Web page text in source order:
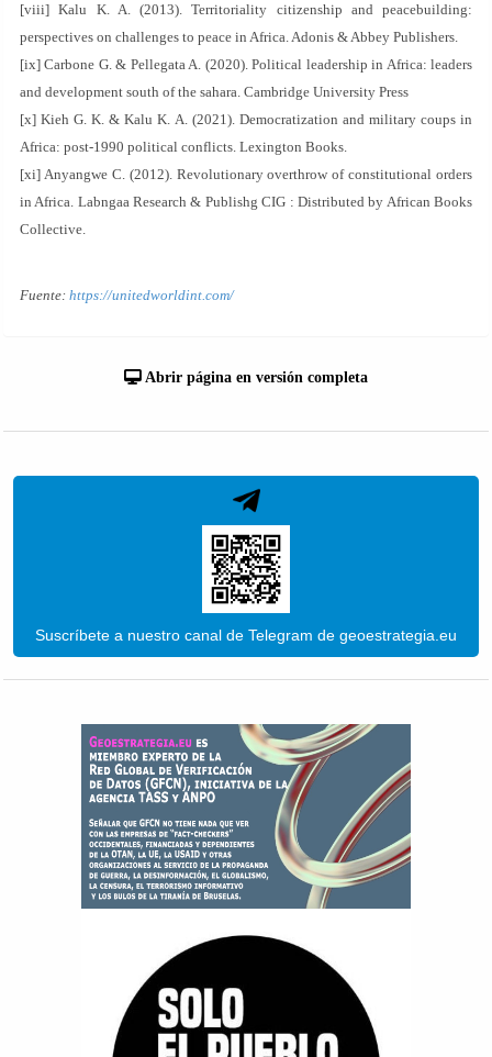
[viii] Kalu K. A. (2013). Territoriality citizenship and peacebuilding:
perspectives on challenges to peace in Africa. Adonis & Abbey Publishers.
[ix] Carbone G. & Pellegata A. (2020). Political leadership in Africa: leaders
and development south of the sahara. Cambridge University Press
[x] Kieh G. K. & Kalu K. A. (2021). Democratization and military coups in
Africa: post-1990 political conflicts. Lexington Books.
[xi] Anyangwe C. (2012). Revolutionary overthrow of constitutional orders
in Africa. Labngaa Research & Publishg CIG : Distributed by African Books
Collective.
Fuente: https://unitedworldint.com/
Abrir página en versión completa
Suscríbete a nuestro canal de Telegram de geoestrategia.eu